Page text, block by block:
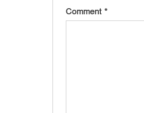
Comment *